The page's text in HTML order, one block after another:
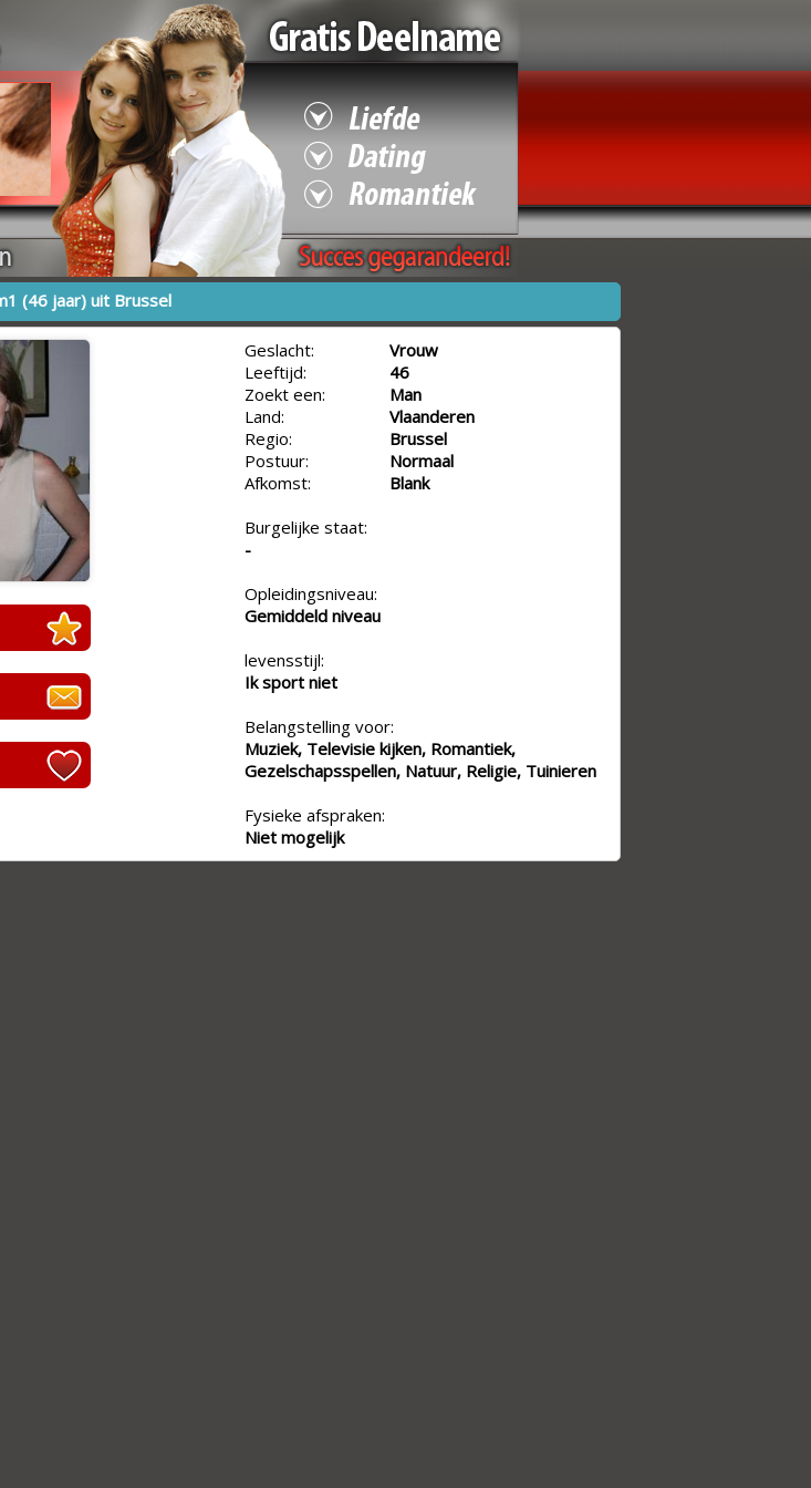
(46 jaar) uit Brussel
Geslacht:
Vrouw
Leeftijd:
46
Zoekt een:
Man
Land:
Vlaanderen
Regio:
Brussel
Postuur:
Normaal
Afkomst:
Blank
Burgelijke staat:
-
Opleidingsniveau:
Gemiddeld niveau
levensstijl:
Ik sport niet
Belangstelling voor:
Muziek, Televisie kijken, Romantiek,
Gezelschapsspellen, Natuur, Religie, Tuinieren
Fysieke afspraken:
Niet mogelijk